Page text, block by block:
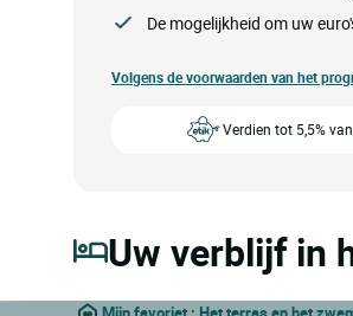
De mogelijkheid om uw
Volgens de voorwaarden van het
Verdien tot 5,5%
Uw verblijf in